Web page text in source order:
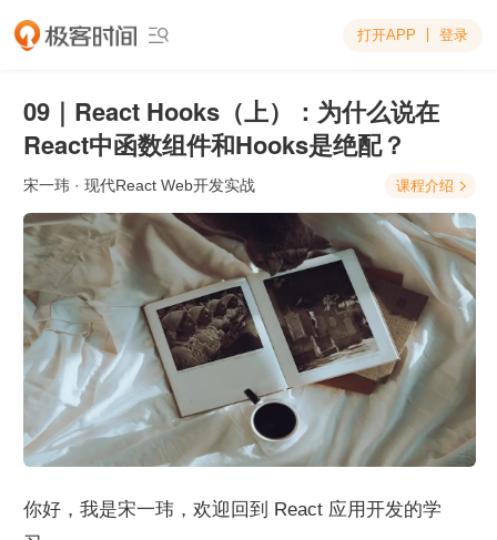
 打开APP 登录
09｜React Hooks（上）：为什么说在
React中函数组件和Hooks是绝配？
宋一玮 · 现代React Web开发实战 课程介绍 
你好，我是宋一玮，欢迎回到 React 应用开发的学